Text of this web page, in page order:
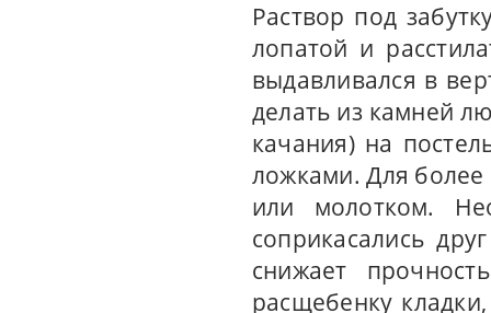
Раствор под
лопатой и
выдавливался в
делать из камней
качания) на
ложками. Для более
или молотком.
соприкасались
снижает
расщебенку